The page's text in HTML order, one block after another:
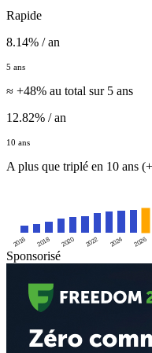
Rapide
8.14% / an
5 ans
≈ +48% au total sur 5 ans
12.82% / an
10 ans
A plus que triplé en 10 ans
2016 2018 2020 2022 2024 2026
Sponsorisé